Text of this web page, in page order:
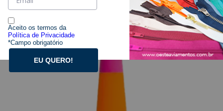
Aceito os termos da
Política de Privacidade
*Campo obrigatório
EU QUERO!